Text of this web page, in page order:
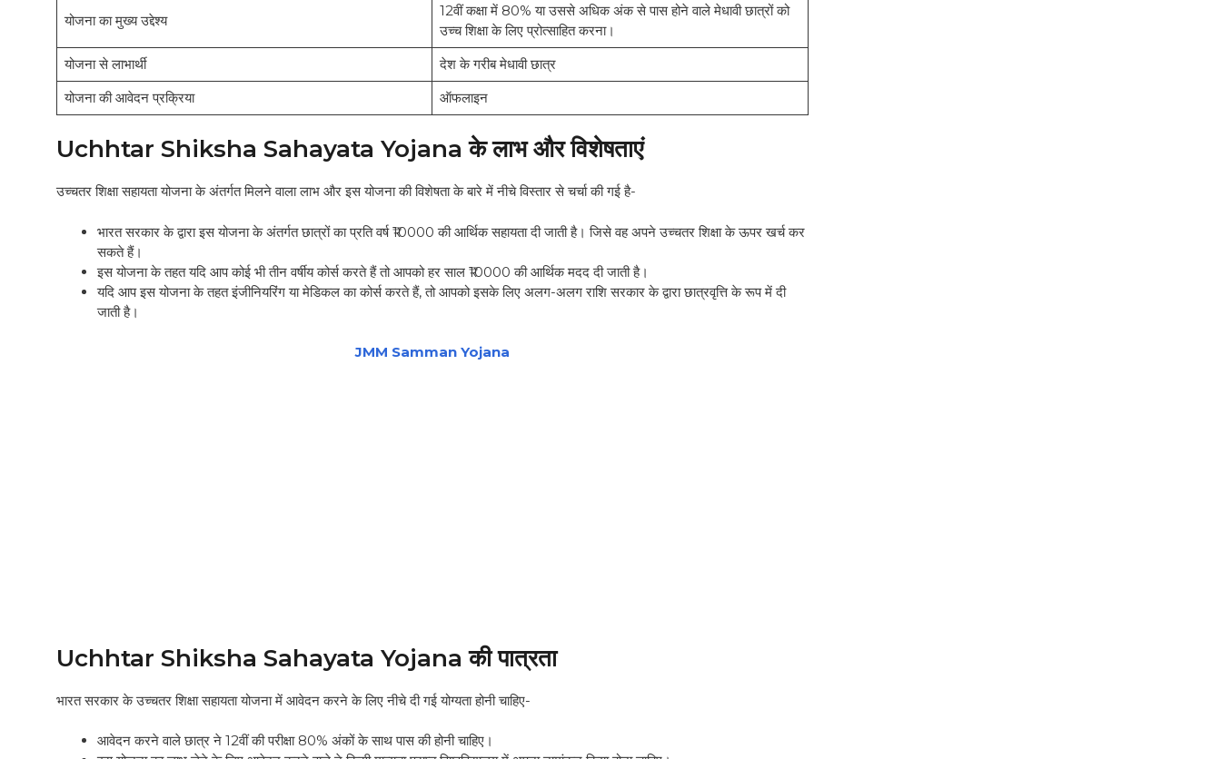
योजना का मुख्य उद्देश्य
12वीं कक्षा में 80% या उससे अधिक अंक से पास होने वाले मेधावी छात्रों को
उच्च शिक्षा के लिए प्रोत्साहित करना।
योजना से लाभार्थी
देश के गरीब मेधावी छात्र
योजना की आवेदन प्रक्रिया
ऑफलाइन
Uchhtar Shiksha Sahayata Yojana के लाभ और विशेषताएं
उच्चतर शिक्षा सहायता योजना के अंतर्गत मिलने वाला लाभ और इस योजना की विशेषता के बारे में नीचे विस्तार से चर्चा की गई है-
भारत सरकार के द्वारा इस योजना के अंतर्गत छात्रों का प्रति वर्ष ₹10000 की आर्थिक सहायता दी जाती है। जिसे वह अपने उच्चतर शिक्षा के ऊपर खर्च कर
सकते हैं।
इस योजना के तहत यदि आप कोई भी तीन वर्षीय कोर्स करते हैं तो आपको हर साल ₹10000 की आर्थिक मदद दी जाती है।
यदि आप इस योजना के तहत इंजीनियरिंग या मेडिकल का कोर्स करते हैं, तो आपको इसके लिए अलग-अलग राशि सरकार के द्वारा छात्रवृत्ति के रूप में दी
जाती है।
JMM Samman Yojana
Uchhtar Shiksha Sahayata Yojana की पात्रता
भारत सरकार के उच्चतर शिक्षा सहायता योजना में आवेदन करने के लिए नीचे दी गई योग्यता होनी चाहिए-
आवेदन करने वाले छात्र ने 12वीं की परीक्षा 80% अंकों के साथ पास की होनी चाहिए।